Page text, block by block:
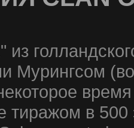
из
Мурингсом
тиражом в